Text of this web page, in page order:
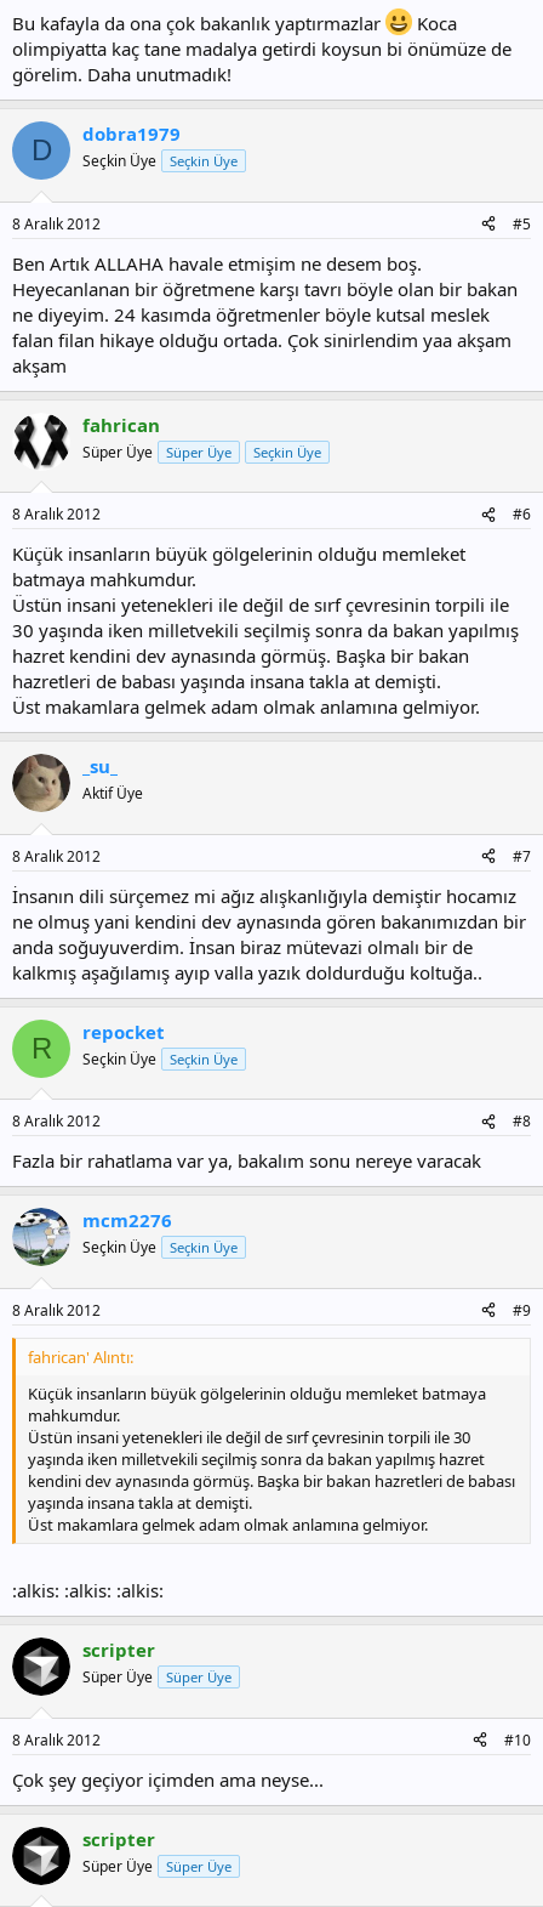
Bu kafayla da ona çok bakanlık yaptırmazlar
Koca
olimpiyatta kaç tane madalya getirdi koysun bi önümüze de
görelim. Daha unutmadık!
D dobra1979
Seçkin Üye Seçkin Üye
8 Aralık 2012 #5
Ben Artık ALLAHA havale etmişim ne desem boş.
Heyecanlanan bir öğretmene karşı tavrı böyle olan bir bakan
ne diyeyim. 24 kasımda öğretmenler böyle kutsal meslek
falan filan hikaye olduğu ortada. Çok sinirlendim yaa akşam
akşam
fahrican
Süper Üye Süper Üye Seçkin Üye
8 Aralık 2012 #6
Küçük insanların büyük gölgelerinin olduğu memleket
batmaya mahkumdur.
Üstün insani yetenekleri ile değil de sırf çevresinin torpili ile
30 yaşında iken milletvekili seçilmiş sonra da bakan yapılmış
hazret kendini dev aynasında görmüş. Başka bir bakan
hazretleri de babası yaşında insana takla at demişti.
Üst makamlara gelmek adam olmak anlamına gelmiyor.
_su_
Aktif Üye
8 Aralık 2012 #7
İnsanın dili sürçemez mi ağız alışkanlığıyla demiştir hocamız
ne olmuş yani kendini dev aynasında gören bakanımızdan bir
anda soğuyuverdim. İnsan biraz mütevazi olmalı bir de
kalkmış aşağılamış ayıp valla yazık doldurduğu koltuğa..
R repocket
Seçkin Üye Seçkin Üye
8 Aralık 2012 #8
Fazla bir rahatlama var ya, bakalım sonu nereye varacak
mcm2276
Seçkin Üye Seçkin Üye
8 Aralık 2012 #9
fahrican' Alıntı:
Küçük insanların büyük gölgelerinin olduğu memleket batmaya
mahkumdur.
Üstün insani yetenekleri ile değil de sırf çevresinin torpili ile 30
yaşında iken milletvekili seçilmiş sonra da bakan yapılmış hazret
kendini dev aynasında görmüş. Başka bir bakan hazretleri de babası
yaşında insana takla at demişti.
Üst makamlara gelmek adam olmak anlamına gelmiyor.
:alkis: :alkis: :alkis:
scripter
Süper Üye Süper Üye
8 Aralık 2012 #10
Çok şey geçiyor içimden ama neyse...
scripter
Süper Üye Süper Üye